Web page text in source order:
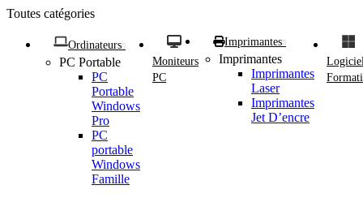
Toutes catégories
Ordinateurs
PC Portable
PC
Portable
Windows
Pro
PC
portable
Windows
Famille
Moniteurs
PC
Imprimantes
Imprimantes
Imprimantes
Laser
Imprimantes
Jet D’encre